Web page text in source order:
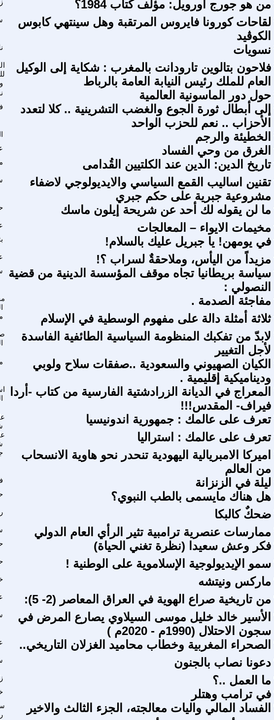
من هو جورج أورويل: مؤلف كتاب 1984؟
لقاحات كورونا فايروس المرتقبة وهل سينتهي كابوس
الكوڤيد
نسويات
فلاحون بتالوين تارودانت بالمغرب : شكاية إلى الوكيل
العام للملك رئيس النيابة العامة بالرباط
حول دور الماسونية العالمية
إلى أبطال ثورة الجوع والغضب التشرينية .. كلا لتعدد
الأحزاب .. نعم للحزب الواحد
الخطيئة والرجم
الغرق من وحي الفساد
تاريخ الدين: الدين عند الكلتيين القُدامى
تقنين اساليب القمع السياسي والايديولوجي لاضفاء
مشروعية جبرية على حكم جبري
ما لن يقوله لك أحد عن شريحة إيلون ماسك
مخيمات الايواء – المعالجات
في يومهن! يا جبريل عليك بالسلام!
مزيداً من اليأس، وملاحقةٌ لسراب ؟!
سياسة بريطانيا تجاه موقف المؤسسة الدينية من قضية
النصولي :
مفاجئة الصدمة .
ثلاثة أمثلة دالة على مفهوم الوسطية في الإسلام
لابدّ من تفكبك المنظومة السياسية الطائفية الفاسدة
لأجل التغيير
الكيان الصهيوني والسعودية ..صفقات سلاح ولوبي
وديناميكية إقليمية .
المعراج في الديانة الزرادشتية الفارسية من كتاب -أردا
فيراف- المقدس!!!
تعرف على عالمك : جمهورية اندونيسيا
تعرف على عالمك : استراليا
اميركا الامبريالية اليهودية تنحدر نحو هاوية الانسحاب
من العالم
ليلة في الزنزانة
هل هناك مايسمى بالطب النبوي؟
ضحكٌ كالبكا
ممارسات عنصرية ترامبية تثير الرأي العام الدولي
فكر وعش سعيدا (نظرة تغني الحياة)
سمو الإيديولوجية الإسلاموية على الوطنية !
ماركس ونيتشه
من تاريخية صراع الهوية في العراق المعاصر (2- 5):
الأسير خالد خليل موسى السيلاوي يصارع المرض في
سجون الاحتلال (1990م - 2020م )
الصحراء المغربية وخطاب محاميد الغزلان التاريخي..
دعونا نصاب بالجنون
ما العمل ..؟
في ترامب وهتلر
الفساد المالي واليات معالجته، الجزء الثالث والاخير